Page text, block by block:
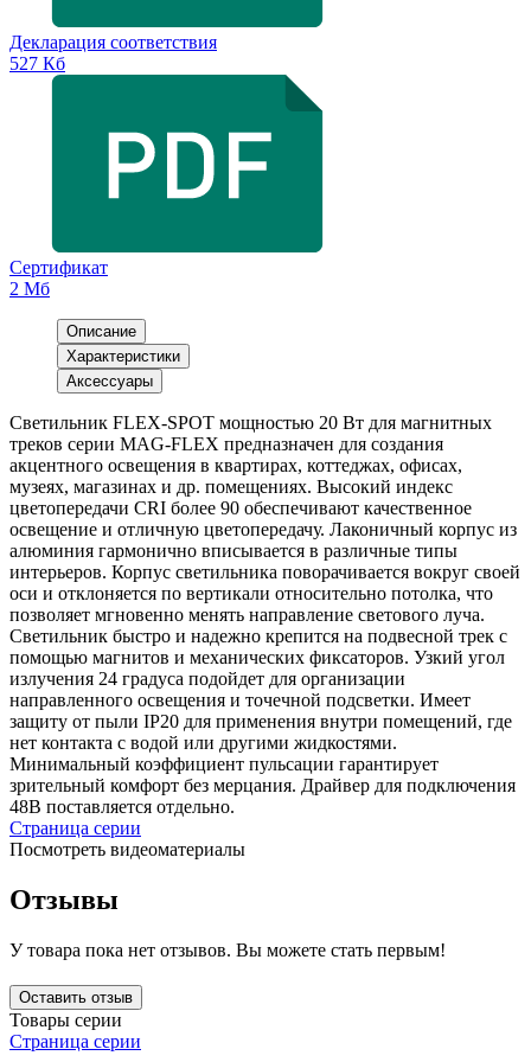
Декларация соответствия
527 Кб
Сертификат
2 Мб
Описание
Характеристики
Аксессуары
Светильник FLEX-SPOT мощностью 20 Вт для магнитных
треков серии MAG-FLEX предназначен для создания
акцентного освещения в квартирах, коттеджах, офисах,
музеях, магазинах и др. помещениях. Высокий индекс
цветопередачи CRI более 90 обеспечивают качественное
освещение и отличную цветопередачу. Лаконичный корпус из
алюминия гармонично вписывается в различные типы
интерьеров. Корпус светильника поворачивается вокруг своей
оси и отклоняется по вертикали относительно потолка, что
позволяет мгновенно менять направление светового луча.
Светильник быстро и надежно крепится на подвесной трек с
помощью магнитов и механических фиксаторов. Узкий угол
излучения 24 градуса подойдет для организации
направленного освещения и точечной подсветки. Имеет
защиту от пыли IP20 для применения внутри помещений, где
нет контакта с водой или другими жидкостями.
Минимальный коэффициент пульсации гарантирует
зрительный комфорт без мерцания. Драйвер для подключения
48В поставляется отдельно.
Страница серии
Посмотреть видеоматериалы
Отзывы
У товара пока нет отзывов. Вы можете стать первым!
Оставить отзыв
Товары серии
Страница серии